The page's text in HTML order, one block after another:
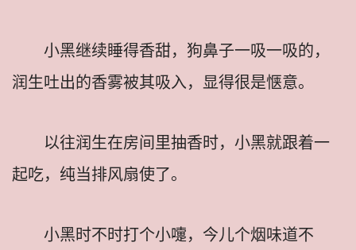
小黑继续睡得香甜，狗鼻子一吸一吸的，
润生吐出的香雾被其吸入，显得很是惬意。
以往润生在房间里抽香时，小黑就跟着一
起吃，纯当排风扇使了。
小黑时不时打个小嚏，今儿个烟味道不